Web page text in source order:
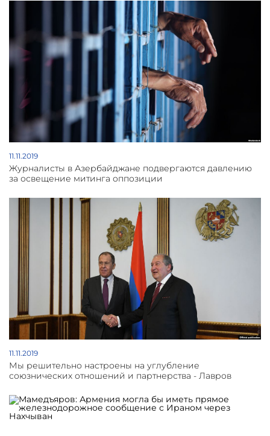
11.11.2019
Журналисты в Азербайджане подвергаются давлению
за освещение митинга оппозиции
11.11.2019
Мы решительно настроены на углубление
союзнических отношений и партнерства - Лавров